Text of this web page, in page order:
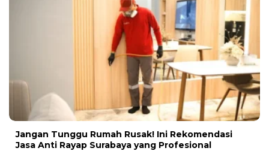
Jangan Tunggu Rumah Rusak! Ini Rekomendasi
Jasa Anti Rayap Surabaya yang Profesional